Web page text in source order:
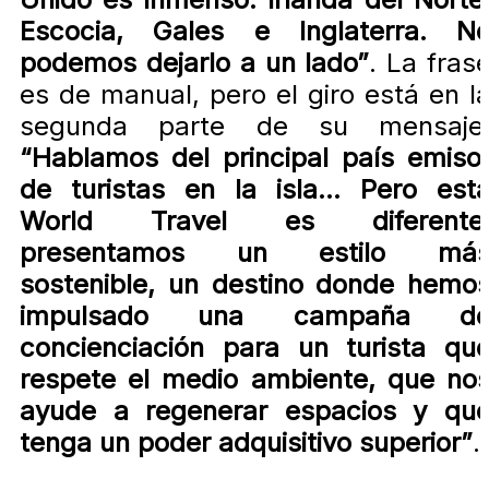
Escocia, Gales e Inglaterra.
podemos dejarlo a un lado”. La
es de manual, pero el giro está en
segunda parte de su
“Hablamos del principal país
de turistas en la isla… Pero
World Travel es
presentamos un estilo
sostenible, un destino donde
impulsado una campaña
concienciación para un turista
respete el medio ambiente, que
ayude a regenerar espacios y
tenga un poder adquisitivo superior”.